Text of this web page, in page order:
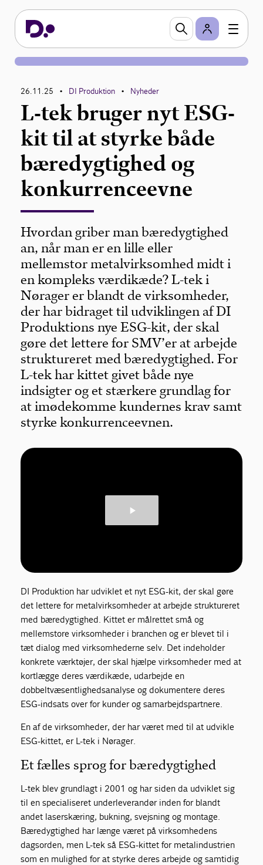
26.11.25 • DI Produktion • Nyheder
L-tek bruger nyt ESG-
kit til at styrke både
bæredygtighed og
konkurrenceevne
Hvordan griber man bæredygtighed
an, når man er en lille eller
mellemstor metalvirksomhed midt i
en kompleks værdikæde? L-tek i
Nørager er blandt de virksomheder,
der har bidraget til udviklingen af DI
Produktions nye ESG-kit, der skal
gøre det lettere for SMV’er at arbejde
struktureret med bæredygtighed. For
L-tek har kittet givet både nye
indsigter og et stærkere grundlag for
at imødekomme kundernes krav samt
styrke konkurrenceevnen.
DI Produktion har udviklet et nyt ESG-kit, der skal gøre
det lettere for metalvirksomheder at arbejde struktureret
med bæredygtighed. Kittet er målrettet små og
mellemstore virksomheder i branchen og er blevet til i
tæt dialog med virksomhederne selv. Det indeholder
konkrete værktøjer, der skal hjælpe virksomheder med at
kortlægge deres værdikæde, udarbejde en
dobbeltvæsentlighedsanalyse og dokumentere deres
ESG-indsats over for kunder og samarbejdspartnere.
En af de virksomheder, der har været med til at udvikle
ESG-kittet, er L-tek i Nørager.
Et fælles sprog for bæredygtighed
L-tek blev grundlagt i 2001 og har siden da udviklet sig
til en specialiseret underleverandør inden for blandt
andet laserskæring, bukning, svejsning og montage.
Bæredygtighed har længe været på virksomhedens
dagsorden, men L-tek så ESG-kittet for metalindustrien
som en mulighed for at styrke deres arbejde og samtidig